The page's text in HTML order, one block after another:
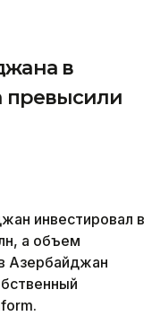
в
превысили
инвестировал в
а объем
Азербайджан